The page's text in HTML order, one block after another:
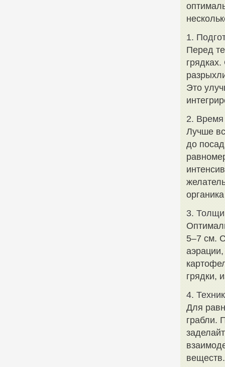
1.
Перед
Это
2. Время
Лучше
до
3.
5–7 см.
грядки,
4.
Для
грабли.